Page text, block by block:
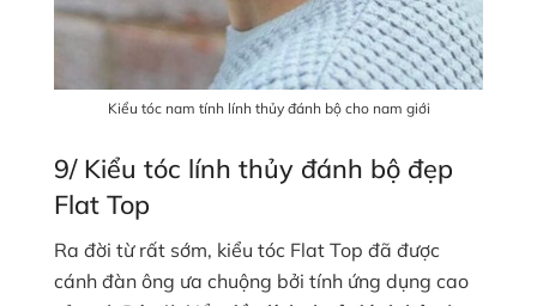
Kiểu tóc nam tính lính thủy đánh bộ cho nam giới
9/ Kiểu tóc lính thủy đánh bộ đẹp
Flat Top
Ra đời từ rất sớm, kiểu tóc Flat Top đã được
cánh đàn ông ưa chuộng bởi tính ứng dụng cao